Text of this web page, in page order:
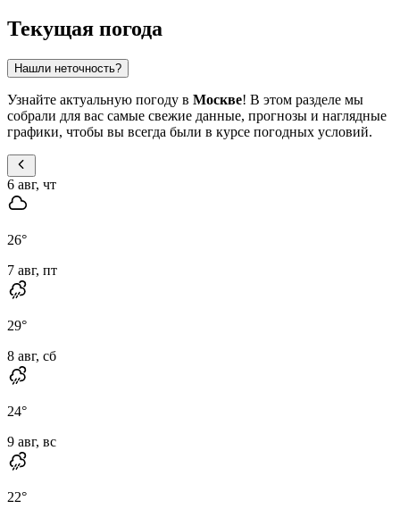
Текущая погода
Нашли неточность?
Узнайте актуальную погоду в Москве! В этом разделе мы
собрали для вас самые свежие данные, прогнозы и наглядные
графики, чтобы вы всегда были в курсе погодных условий.
6 авг, чт
26°
7 авг, пт
29°
8 авг, сб
24°
9 авг, вс
22°